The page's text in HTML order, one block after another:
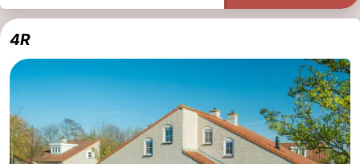
Hollande-
Méridionale
-
Leiden
Bollenstreek
-
Nature
-
4R